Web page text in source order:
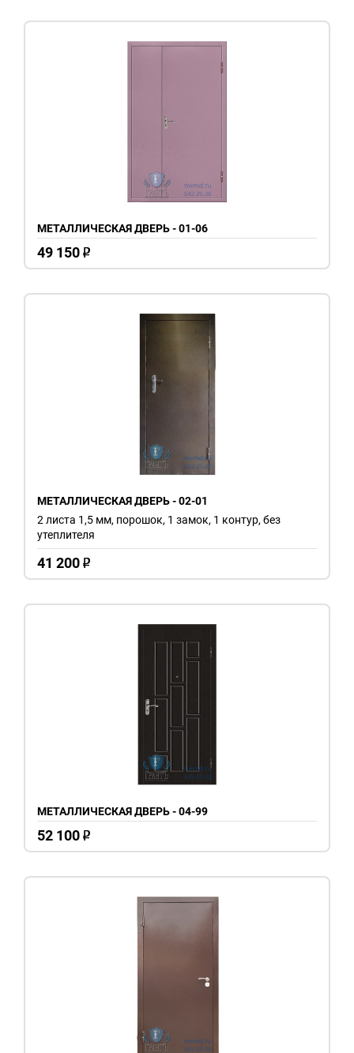
МЕТАЛЛИЧЕСКАЯ ДВЕРЬ - 01-06
49 150 o
МЕТАЛЛИЧЕСКАЯ ДВЕРЬ - 02-01
41 200 o
2 листа 1,5 мм, порошок, 1 замок, 1 контур, без
утеплителя
МЕТАЛЛИЧЕСКАЯ ДВЕРЬ - 04-99
52 100 o